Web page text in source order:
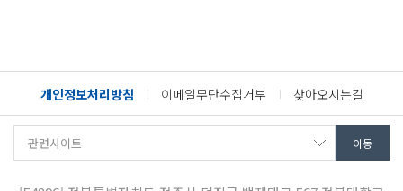
개인정보처리방침 이메일무단수집거부 찾아오시는길